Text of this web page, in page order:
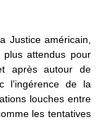
Justice américain,
plus attendus pour
après autour de
l’ingérence de la
louches entre
les tentatives